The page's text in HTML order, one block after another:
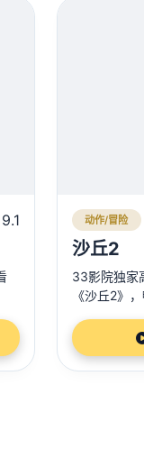
9.1 动作/冒险
沙丘2
33影院独家
《沙丘2》